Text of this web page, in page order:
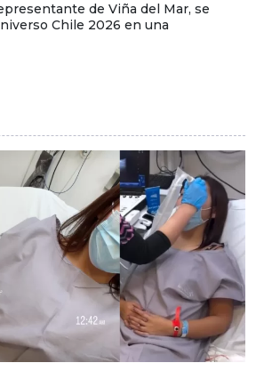
de Viña del Mar, se
Chile 2026 en una